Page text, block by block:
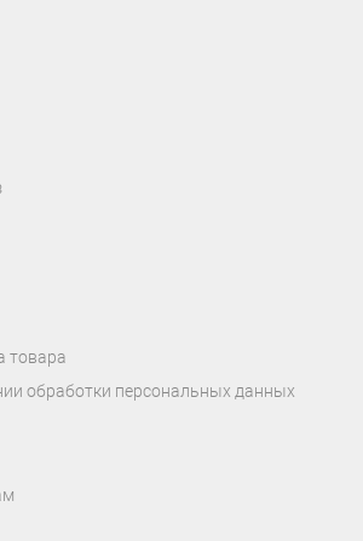
товара
обработки персональных данных